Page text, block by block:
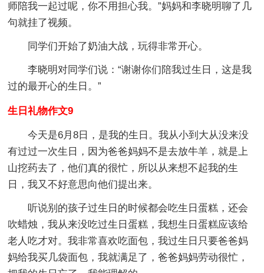
师陪我一起过呢，你不用担心我。”妈妈和李晓明聊了几
句就挂了视频。
同学们开始了奶油大战，玩得非常开心。
李晓明对同学们说：“谢谢你们陪我过生日，这是我
过的最开心的生日。”
生日礼物作文9
今天是6月8日，是我的生日。我从小到大从没来没
有过过一次生日，因为爸爸妈妈不是去放牛羊，就是上
山挖药去了，他们真的很忙，所以从来想不起我的生
日，我又不好意思向他们提出来。
听说别的孩子过生日的时候都会吃生日蛋糕，还会
吹蜡烛，我从来没吃过生日蛋糕，我想生日蛋糕应该给
老人吃才对。我非常喜欢吃面包，我过生日只要爸爸妈
妈给我买几袋面包，我就满足了，爸爸妈妈劳动很忙，